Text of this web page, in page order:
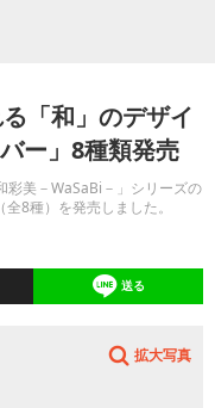
「和」のデザイ
ー」8種類発売
彩美－WaSaBi－」シリーズの
8種）を発売しました。
送る
拡大写真